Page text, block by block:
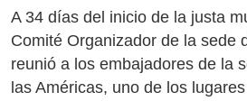
A 34 días del inicio de la justa
Comité Organizador de la sede
reunió a los embajadores de la
las Américas, uno de los